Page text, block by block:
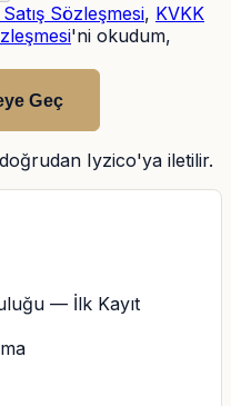
Sözleşmesi, KVKK
'ni okudum,
Geç
Iyzico'ya iletilir.
— İlk Kayıt